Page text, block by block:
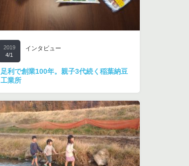
2019
4/1
インタビュー
足利で創業100年。親子3代続く稲葉納豆
工業所